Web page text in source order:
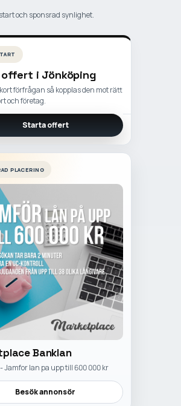
och sponsrad synlighet.
offert i Jönköping
förfrågan så kopplas den mot rätt
och företag.
Starta offert
PLACERING
Banklan
Jamfor lan pa upp till 600 000 kr
Besök annonsör